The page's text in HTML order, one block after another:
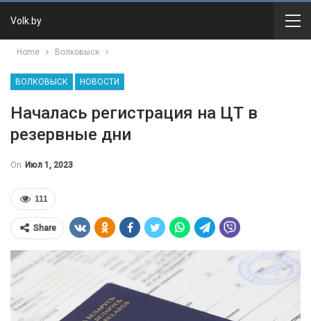
Volk.by
Home Волковыск
ВОЛКОВЫСК НОВОСТИ
Началась регистрация на ЦТ в
резервные дни
On Июл 1, 2023
111
Share